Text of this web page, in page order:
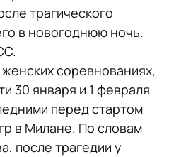
трагического
в новогоднюю ночь.
соревнованиях,
30 января и 1 февраля
перед стартом
в Милане. По словам
после трагедии у